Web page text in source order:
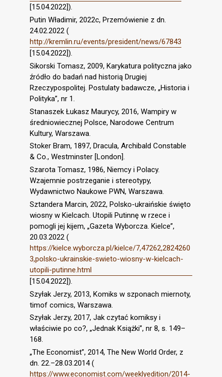
[15.04.2022]).
Putin Władimir, 2022c, Przemówienie z dn.
24.02.2022 (
http://kremlin.ru/events/president/news/67843
[15.04.2022]).
Sikorski Tomasz, 2009, Karykatura polityczna jako
źródło do badań nad historią Drugiej
Rzeczypospolitej. Postulaty badawcze, „Historia i
Polityka”, nr 1.
Stanaszek Łukasz Maurycy, 2016, Wampiry w
średniowiecznej Polsce, Narodowe Centrum
Kultury, Warszawa.
Stoker Bram, 1897, Dracula, Archibald Constable
& Co., Westminster [London].
Szarota Tomasz, 1986, Niemcy i Polacy.
Wzajemnie postrzeganie i stereotypy,
Wydawnictwo Naukowe PWN, Warszawa.
Sztandera Marcin, 2022, Polsko-ukraińskie święto
wiosny w Kielcach. Utopili Putinnę w rzece i
pomogli jej kijem, „Gazeta Wyborcza. Kielce”,
20.03.2022 (
https://kielce.wyborcza.pl/kielce/7,47262,2824260
3,polsko-ukrainskie-swieto-wiosny-w-kielcach-
utopili-putinne.html
[15.04.2022]).
Szyłak Jerzy, 2013, Komiks w szponach miernoty,
timof comics, Warszawa.
Szyłak Jerzy, 2017, Jak czytać komiksy i
właściwie po co?, „Jednak Książki”, nr 8, s. 149–
168.
„The Economist”, 2014, The New World Order, z
dn. 22.–28.03.2014 (
https://www.economist.com/weeklyedition/2014-